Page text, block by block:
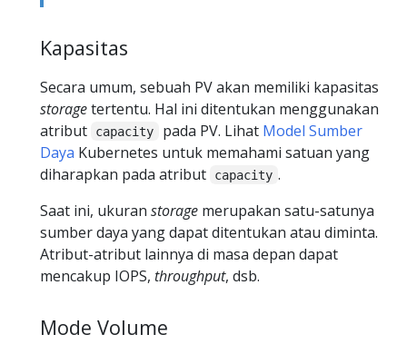
Kapasitas
Secara umum, sebuah PV akan memiliki kapasitas
storagetertentu. Hal ini ditentukan menggunakan
atribut
capacity pada PV. Lihat Model Sumber
Daya Kubernetes untuk memahami satuan yang
diharapkan pada atribut
capacity .
Saat ini, ukuran storage merupakan satu-satunya
sumber daya yang dapat ditentukan atau diminta.
Atribut-atribut lainnya di masa depan dapat
mencakup IOPS, throughput, dsb.
Mode Volume